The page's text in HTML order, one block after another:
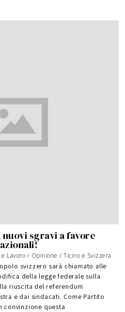
nuovi sgravi a favore
e Lavoro / Opinione / Ticino e Svizzera
svizzero sarà chiamato alle
della legge federale sulla
riuscita del referendum
e dai sindacati. Come Partito
convinzione questa